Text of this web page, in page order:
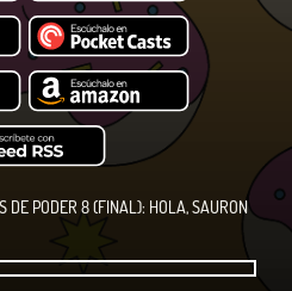
DE PODER 8 (FINAL): HOLA, SAURON